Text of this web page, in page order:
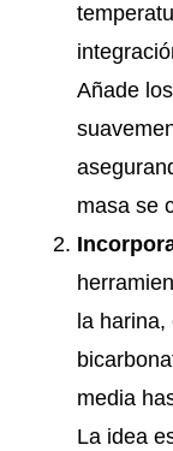
Añade
masa se
la
media
La idea